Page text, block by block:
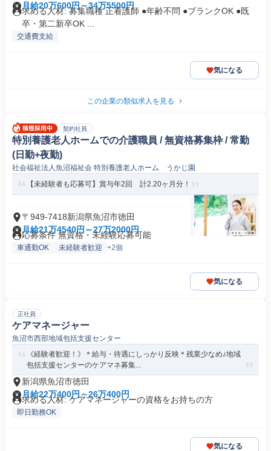
月給20万600円～34万5500円
求める人材: 募集職種 正看護師 ●年齢不問 ●ブランクOK ●既
卒・第二新卒OK ...
交通費支給
気になる
この企業の類似求人を見る
契約社員
特別養護老人ホームでの介護職員 / 無資格募集枠 / 常勤
(日勤+夜勤)
社会福祉法人魚沼福祉会 特別養護老人ホーム うかじ園
【未経験者も応募可】賞与年2回 計2.20ヶ月分！
〒949-7418新潟県魚沼市徳田
月給21万4540円～27万2000円
応募条件 無資格・未経験応募可能
車通勤OK 未経験者歓迎 +2個
気になる
正社員
ケアマネージャー
魚沼市西部地域包括支援センター
《経験者歓迎！》＊給与・待遇にしっかり反映＊残業少なめ♪地域
包括支援センターのケアマネ募集...
新潟県魚沼市徳田
月給22万400円～26万400円
求める人材: ケアマネージャーの資格をお持ちの方
即日勤務OK
気になる